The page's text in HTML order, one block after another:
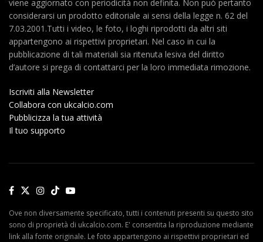
viene aggiornato con periodicità non definita. Non può pertanto
considerarsi un prodotto editoriale ai sensi della legge n. 62 del
7.03.2001.Tutti i video, le foto, i loghi riprodotti da altri siti
appartengono ai rispettivi proprietari. Nel caso in cui la
pubblicazione di tali materiali sia ritenuta lesiva del diritto
d’autore si prega di contattarci per la loro immediata rimozione.
Iscriviti alla Newsletter
Collabora con ukcalcio.com
Pubblicizza la tua attività
Il tuo supporto
Ove non diversamente specificato, tutti i contenuti presenti su questo sito
sono di proprietà di ukcalcio.com. E' consentita la riproduzione mediante
link alla fonte originale. Le foto appartengono ai rispettivi proprietari ed